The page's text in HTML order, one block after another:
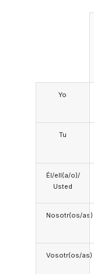
Yo
Tu
Él/ell(a/o)/
Usted
Nosotr(os/as)
Vosotr(os/as)